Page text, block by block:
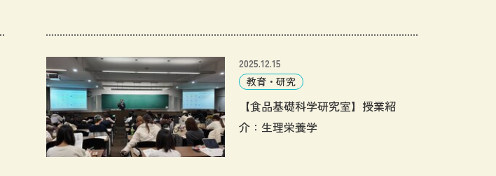
2025.12.15
教育・研究
【食品基礎科学研究室】授業紹
介：生理栄養学